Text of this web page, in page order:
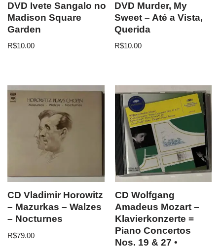
DVD Ivete Sangalo no
Madison Square
Garden
R$10.00
DVD Murder, My
Sweet – Até a Vista,
Querida
R$10.00
CD Vladimir Horowitz
– Mazurkas – Walzes
– Nocturnes
R$79.00
CD Wolfgang
Amadeus Mozart –
Klavierkonzerte =
Piano Concertos
Nos. 19 & 27 •